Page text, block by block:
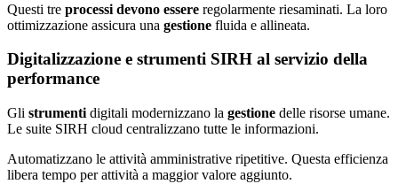
Questi tre processi devono essere regolarmente riesaminati. La loro
ottimizzazione assicura una gestione fluida e allineata.
Digitalizzazione e strumenti SIRH al servizio della
performance
Gli strumenti digitali modernizzano la gestione delle risorse umane.
Le suite SIRH cloud centralizzano tutte le informazioni.
Automatizzano le attività amministrative ripetitive. Questa efficienza
libera tempo per attività a maggior valore aggiunto.